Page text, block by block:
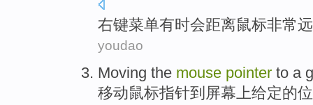
右键菜单有时会距离鼠标非常
youdao
Moving the mouse pointer to a
移动鼠标指针到 屏幕上给定的